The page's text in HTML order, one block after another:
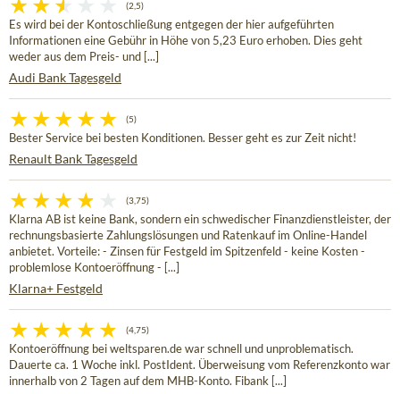
(2,5)
Es wird bei der Kontoschließung entgegen der hier aufgeführten
Informationen eine Gebühr in Höhe von 5,23 Euro erhoben. Dies geht
weder aus dem Preis- und [...]
Audi Bank Tagesgeld
(5)
Bester Service bei besten Konditionen. Besser geht es zur Zeit nicht!
Renault Bank Tagesgeld
(3,75)
Klarna AB ist keine Bank, sondern ein schwedischer Finanzdienstleister, der
rechnungsbasierte Zahlungslösungen und Ratenkauf im Online-Handel
anbietet. Vorteile: - Zinsen für Festgeld im Spitzenfeld - keine Kosten -
problemlose Kontoeröffnung - [...]
Klarna+ Festgeld
(4,75)
Kontoeröffnung bei weltsparen.de war schnell und unproblematisch.
Dauerte ca. 1 Woche inkl. PostIdent. Überweisung vom Referenzkonto war
innerhalb von 2 Tagen auf dem MHB-Konto. Fibank [...]